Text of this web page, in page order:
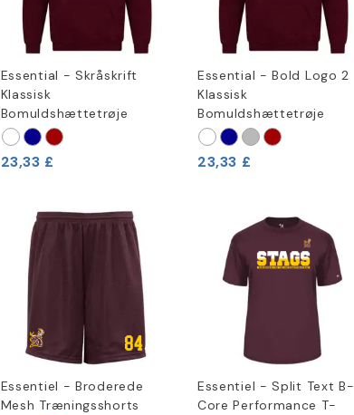
Essential - Skråskrift
Klassisk
Bomuldshættetrøje
23,33 £
Essential - Bold Logo 2
Klassisk
Bomuldshættetrøje
23,33 £
Essentiel - Broderede
Mesh Træningsshorts
Essentiel - Split Text B-
Core Performance T-